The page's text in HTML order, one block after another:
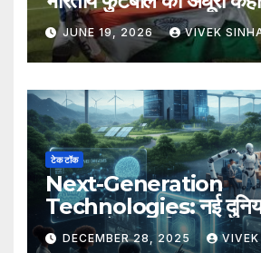
JUNE 19, 2026 VIVEK
टेक टॉक
Next-Generation
Technologies: नई
संभावनाएँ, नया भविष्य
DECEMBER 28, 2025